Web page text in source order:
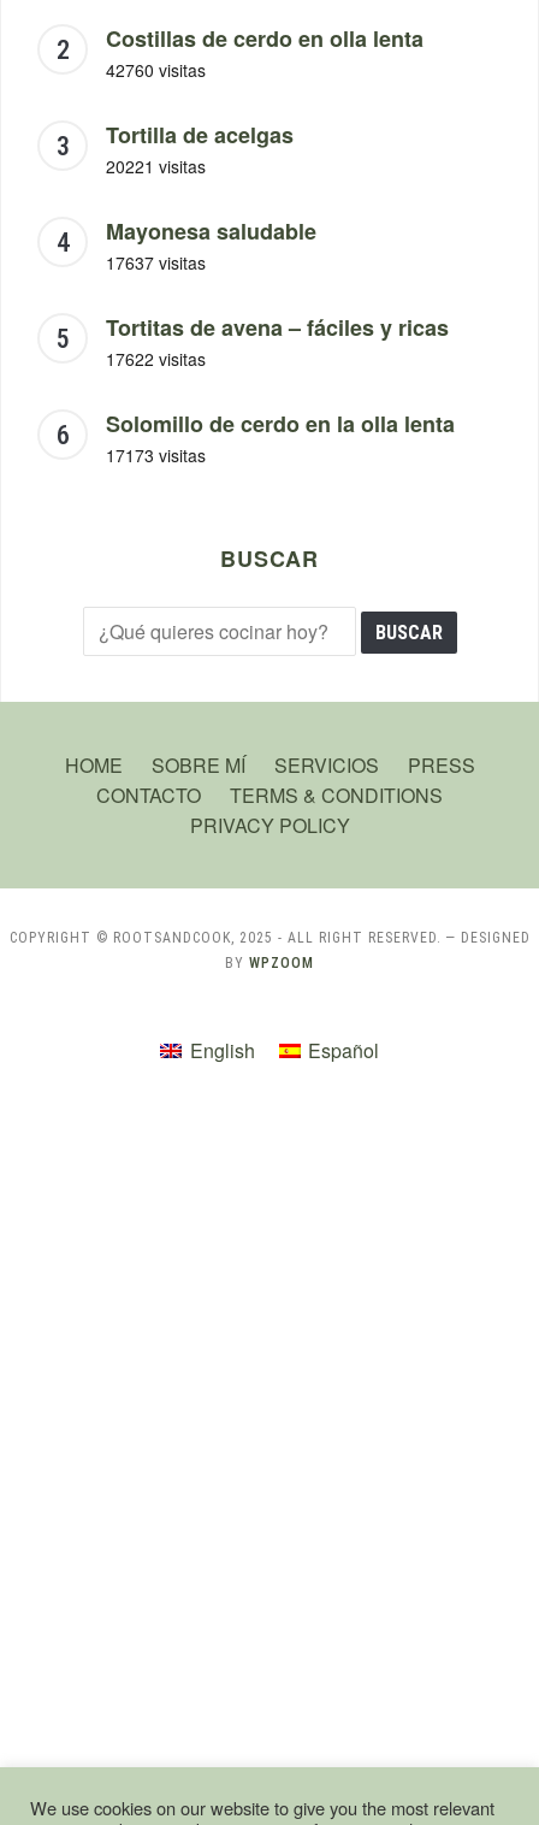
Costillas de cerdo en olla lenta
42760 visitas
Tortilla de acelgas
20221 visitas
Mayonesa saludable
17637 visitas
Tortitas de avena – fáciles y ricas
17622 visitas
Solomillo de cerdo en la olla lenta
17173 visitas
BUSCAR
HOME SOBRE MÍ SERVICIOS
PRESS
CONTACTO
TERMS & CONDITIONS
PRIVACY POLICY
COPYRIGHT © ROOTSANDCOOK, 2025 - ALL RIGHT RESERVED. — DESIGNED
BY WPZOOM
We use cookies on our website to give you the most relevant
English Español